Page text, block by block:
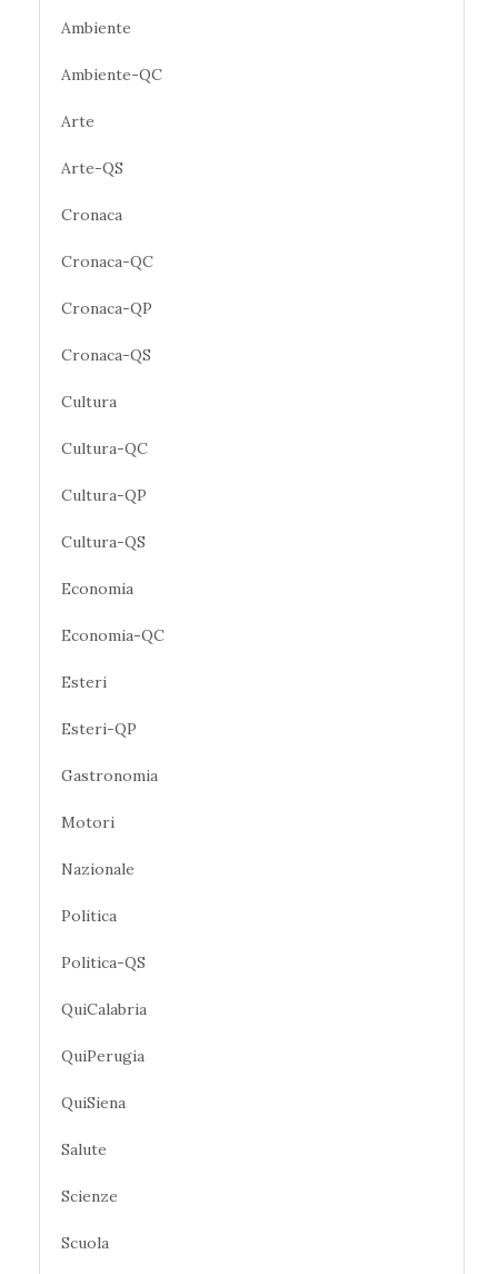
Ambiente
Ambiente-QC
Arte
Arte-QS
Cronaca
Cronaca-QC
Cronaca-QP
Cronaca-QS
Cultura
Cultura-QC
Cultura-QP
Cultura-QS
Economia
Economia-QC
Esteri
Esteri-QP
Gastronomia
Motori
Nazionale
Politica
Politica-QS
QuiCalabria
QuiPerugia
QuiSiena
Salute
Scienze
Scuola